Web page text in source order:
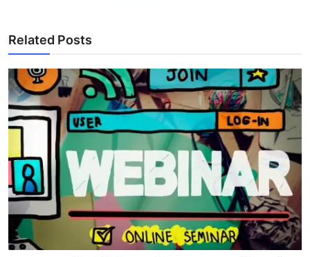
Related Posts